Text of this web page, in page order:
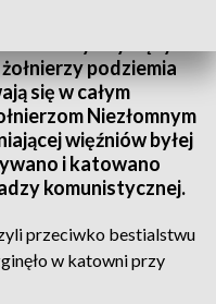
podziemia
się w całym
Niezłomnym
więźniów byłej
i katowano
komunistycznej.
przeciwko bestialstwu
w katowni przy